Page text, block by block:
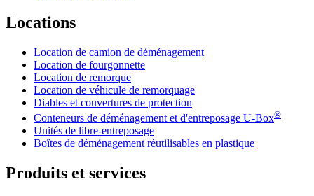
Locations
Location de camion de déménagement
Location de fourgonnette
Location de remorque
Location de véhicule de remorquage
Diables et couvertures de protection
Conteneurs de déménagement et d'entreposage U-Box®
Unités de libre-entreposage
Boîtes de déménagement réutilisables en plastique
Produits et services